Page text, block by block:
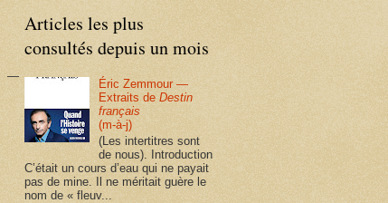
Articles les plus
consultés depuis un mois
Éric Zemmour —
Extraits deDestin
français
(m-à-j)
(Les intertitres sont
de nous). Introduction
C’était un cours d’eau qui ne payait
pas de mine. Il ne méritait guère le
nom de « fleuv...